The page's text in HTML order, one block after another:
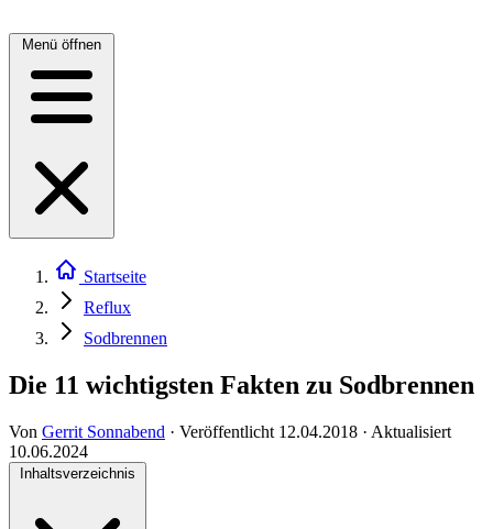
Menü öffnen
Startseite
Reflux
Sodbrennen
Die 11 wichtigsten Fakten zu Sodbrennen
Von Gerrit Sonnabend · Veröffentlicht 12.04.2018 · Aktualisiert
10.06.2024
Inhaltsverzeichnis